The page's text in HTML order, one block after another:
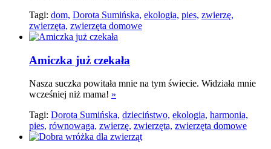
Tagi: dom, Dorota Sumińska, ekologia, pies, zwierzę,
zwierzęta, zwierzęta domowe
Amiczka już czekała
Nasza suczka powitała mnie na tym świecie. Widziała mnie
wcześniej niż mama! »
Tagi: Dorota Sumińska, dzieciństwo, ekologia, harmonia,
pies, równowaga, zwierzę, zwierzęta, zwierzęta domowe